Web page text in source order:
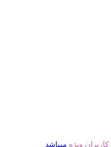
کاربران ویژه میباشد